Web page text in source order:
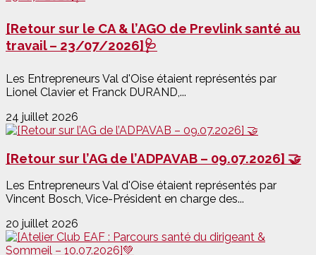
[Retour sur le CA & l’AGO de Prevlink santé au
travail – 23/07/2026]🩺
Les Entrepreneurs Val d'Oise étaient représentés par
Lionel Clavier et Franck DURAND,...
24 juillet 2026
[Retour sur l’AG de l’ADPAVAB – 09.07.2026] 🤝
Les Entrepreneurs Val d'Oise étaient représentés par
Vincent Bosch, Vice-Président en charge des...
20 juillet 2026